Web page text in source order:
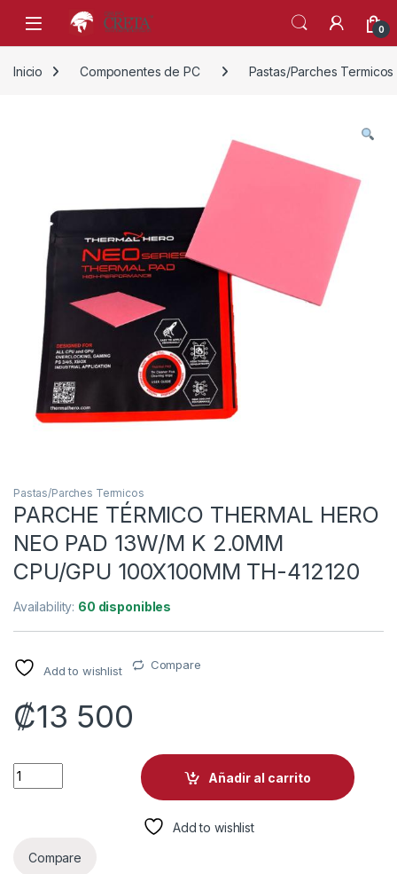
Skip to navigation
Skip to content
0
Inicio Componentes de PC Pastas/Parches Termicos
Pastas/Parches Termicos
PARCHE TÉRMICO THERMAL HERO
NEO PAD 13W/M K 2.0MM
CPU/GPU 100X100MM TH-412120
Availability: 60 disponibles
Add to wishlist Compare
₡13 500
PARCHE TÉRMICO THERMAL HERO NEO PAD 13W/M K
Añadir al carrito
Add to wishlist
Compare